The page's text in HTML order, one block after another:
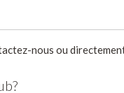
nous ou